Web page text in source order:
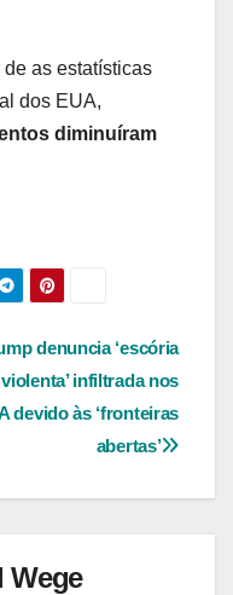
as estatísticas
dos EUA,
diminuíram
denuncia ‘escória
violenta’ infiltrada nos
devido às ‘fronteiras
abertas’
Wege